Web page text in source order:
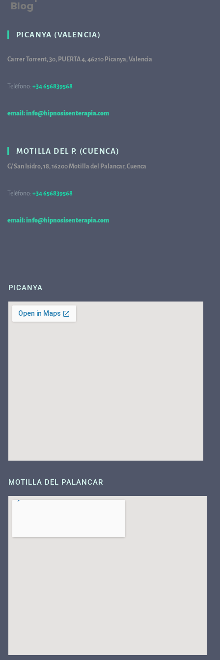
Blog
PICANYA (VALENCIA)
Carrer Torrent, 30, PUERTA 4, 46210 Picanya, Valencia
Teléfono: +34 656839568
email: info@hipnosisenterapia.com
MOTILLA DEL P. (CUENCA)
C/ San Isidro, 18, 16200 Motilla del Palancar, Cuenca
Teléfono: +34 656839568
email: info@hipnosisenterapia.com
PICANYA
MOTILLA DEL PALANCAR